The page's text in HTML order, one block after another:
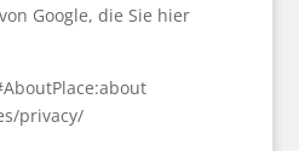
Google, die Sie hier
privacy/